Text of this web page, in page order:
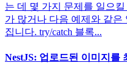
는 데 몇 가지 문제를 일으
가 많거나 다음 예제와 같은
집니다. try/catch 블록...
NestJS: 업로드된 이미지를